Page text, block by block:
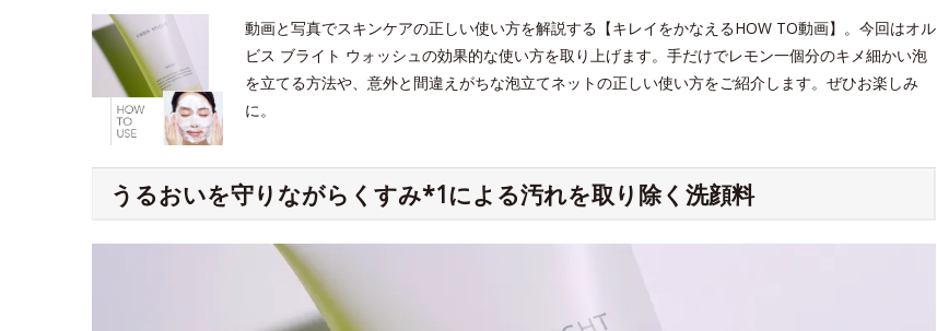
動画と写真でスキンケアの正しい使い方を解説する【キレイをかなえるHOW TO動画】。今回はオル
ビス ブライト ウォッシュの効果的な使い方を取り上げます。手だけでレモン一個分のキメ細かい泡
を立てる方法や、意外と間違えがちな泡立てネットの正しい使い方をご紹介します。ぜひお楽しみ
に。
うるおいを守りながらくすみ*1による汚れを取り除く洗顔料